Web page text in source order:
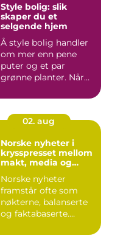
Style bolig: slik
skaper du et
selgende hjem
Å style bolig handler
om mer enn pene
puter og et par
grønne planter. Når
marked...
02. aug
Norske nyheter i
krysspresset mellom
makt, media og
Norske nyheter
framstår ofte som
nøkterne, balanserte
og faktabaserte.
nyhetsbildet a...